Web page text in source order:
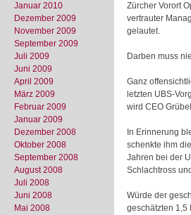
Januar 2010
Dezember 2009
November 2009
September 2009
Juli 2009
Juni 2009
April 2009
März 2009
Februar 2009
Januar 2009
Dezember 2008
Oktober 2008
September 2008
August 2008
Juli 2008
Juni 2008
Mai 2008
Zürcher Vorort
vertrauter
gelautet.
Darben muss
Ganz
letzten UBS-
wird CEO
In Erinnerung
schenkte ihm
Jahren bei der
Schlachtross
Würde der
geschätzten 1,5